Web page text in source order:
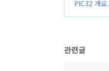
PIC32 개요.
관련글